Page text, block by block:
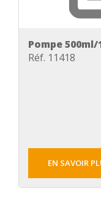
Pompe 500ml/
Réf. 11418
EN SAVOIR